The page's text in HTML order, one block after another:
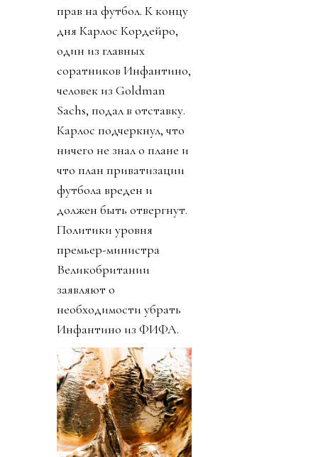
прав на футбол. К концу
дня Карлос Кордейро,
один из главных
соратников Инфантино,
человек из Goldman
Sachs, подал в отставку.
Карлос подчеркнул, что
ничего не знал о плане и
что план приватизации
футбола вреден и
должен быть отвергнут.
Политики уровня
премьер-министра
Великобритании
заявляют о
необходимости убрать
Инфантино из ФИФА.